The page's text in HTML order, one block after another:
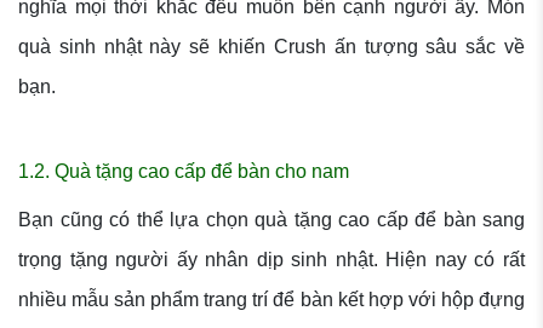
nghĩa mọi thời khắc đều muốn bên cạnh người ấy. Món
quà sinh nhật này sẽ khiến Crush ấn tượng sâu sắc về
bạn.
1.2. Quà tặng cao cấp để bàn cho nam
Bạn cũng có thể lựa chọn quà tặng cao cấp để bàn sang
trọng tặng người ấy nhân dịp sinh nhật. Hiện nay có rất
nhiều mẫu sản phẩm trang trí để bàn kết hợp với hộp đựng